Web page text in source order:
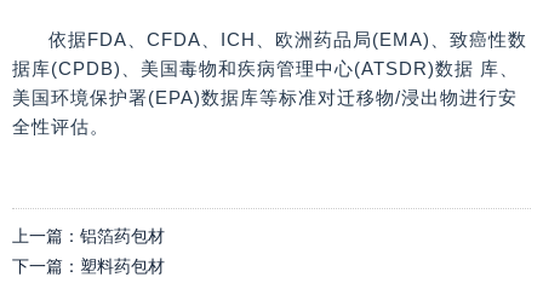
依据FDA、CFDA、ICH、欧洲药品局(EMA)、致癌性数
据库(CPDB)、美国毒物和疾病管理中心(ATSDR)数据 库、
美国环境保护署(EPA)数据库等标准对迁移物/浸出物进行安
全性评估。
上一篇： 铝箔药包材
下一篇： 塑料药包材